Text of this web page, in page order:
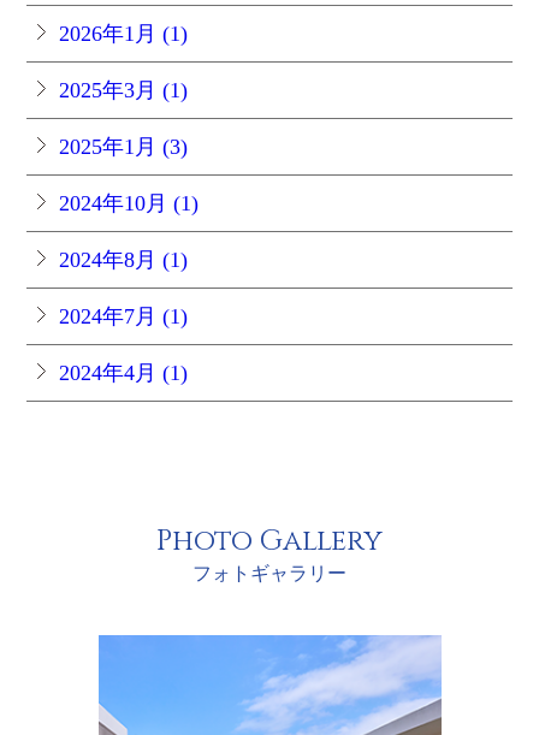
2026年1月 (1)
2025年3月 (1)
2025年1月 (3)
2024年10月 (1)
2024年8月 (1)
2024年7月 (1)
2024年4月 (1)
Photo Gallery
フォトギャラリー